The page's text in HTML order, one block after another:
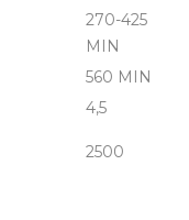
270-425
MIN
560 MIN
4,5
2500